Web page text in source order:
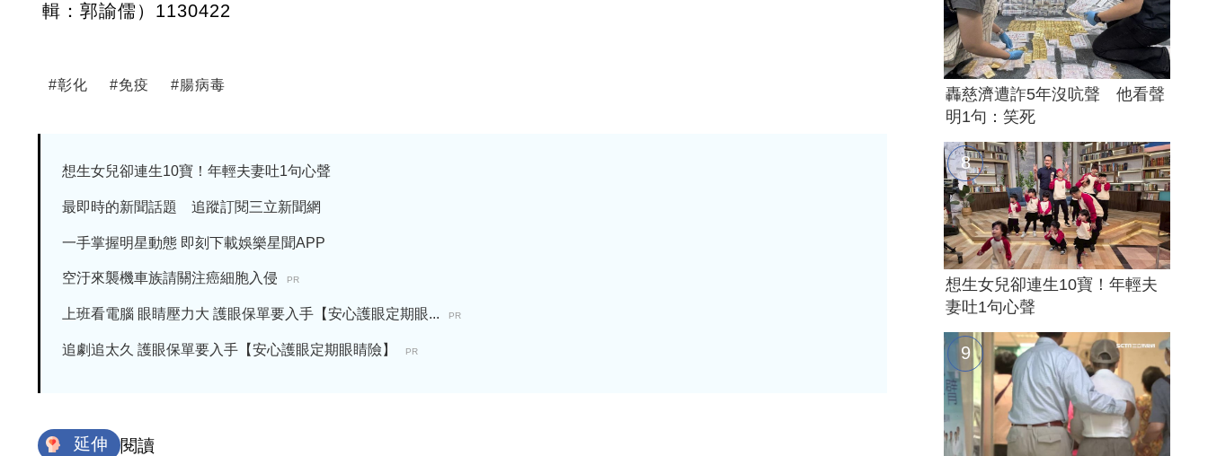
輯：郭諭儒）1130422
#彰化 #免疫 #腸病毒
想生女兒卻連生10寶！年輕夫妻吐1句心聲
最即時的新聞話題 追蹤訂閱三立新聞網
一手掌握明星動態 即刻下載娛樂星聞APP
空汙來襲機車族請關注癌細胞入侵 PR
上班看電腦 眼睛壓力大 護眼保單要入手【安心護眼定期眼... PR
追劇追太久 護眼保單要入手【安心護眼定期眼睛險】 PR
延伸 閱讀
轟慈濟遭詐5年沒吭聲 他看聲
明1句：笑死
想生女兒卻連生10寶！年輕夫
妻吐1句心聲